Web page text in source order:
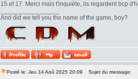
15 et 17. Merci mais t'inquiète, ils regardent bcp
And did we tell you the name of the game, boy?
Posté le: Jeu 14 Aoû 2025 20:09 Sujet du message: